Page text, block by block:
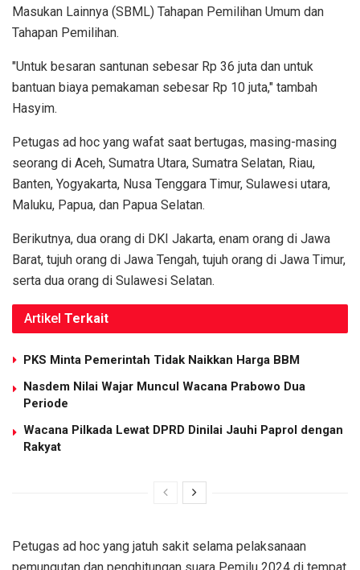
Masukan Lainnya (SBML) Tahapan Pemilihan Umum dan
Tahapan Pemilihan.
"Untuk besaran santunan sebesar Rp 36 juta dan untuk
bantuan biaya pemakaman sebesar Rp 10 juta," tambah
Hasyim.
Petugas ad hoc yang wafat saat bertugas, masing-masing
seorang di Aceh, Sumatra Utara, Sumatra Selatan, Riau,
Banten, Yogyakarta, Nusa Tenggara Timur, Sulawesi utara,
Maluku, Papua, dan Papua Selatan.
Berikutnya, dua orang di DKI Jakarta, enam orang di Jawa
Barat, tujuh orang di Jawa Tengah, tujuh orang di Jawa Timur,
serta dua orang di Sulawesi Selatan.
Artikel Terkait
PKS Minta Pemerintah Tidak Naikkan Harga BBM
Nasdem Nilai Wajar Muncul Wacana Prabowo Dua
Periode
Wacana Pilkada Lewat DPRD Dinilai Jauhi Paprol dengan
Rakyat
Petugas ad hoc yang jatuh sakit selama pelaksanaan